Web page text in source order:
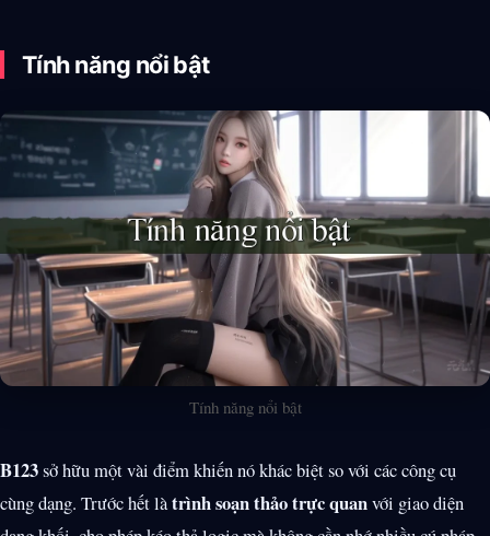
Tính năng nổi bật
Tính năng nổi bật
B123sở hữu một vài điểm khiến nó khác biệt so với các công cụ
cùng dạng. Trước hết làtrình soạn thảo trực quanvới giao diện